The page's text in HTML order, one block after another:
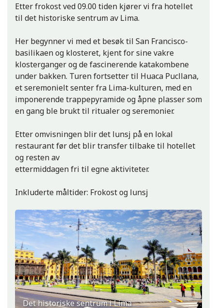
Etter frokost ved 09.00 tiden kjører vi fra hotellet
til det historiske sentrum av Lima.
Her begynner vi med et besøk til San Francisco-
basilikaen og klosteret, kjent for sine vakre
klosterganger og de fascinerende katakombene
under bakken. Turen fortsetter til Huaca Pucllana,
et seremonielt senter fra Lima-kulturen, med en
imponerende trappepyramide og åpne plasser som
en gang ble brukt til ritualer og seremonier.
Etter omvisningen blir det lunsj på en lokal
restaurant før det blir transfer tilbake til hotellet
og resten av
ettermiddagen fri til egne aktiviteter.
Inkluderte måltider: Frokost og lunsj
Det historiske sentrum i Lima